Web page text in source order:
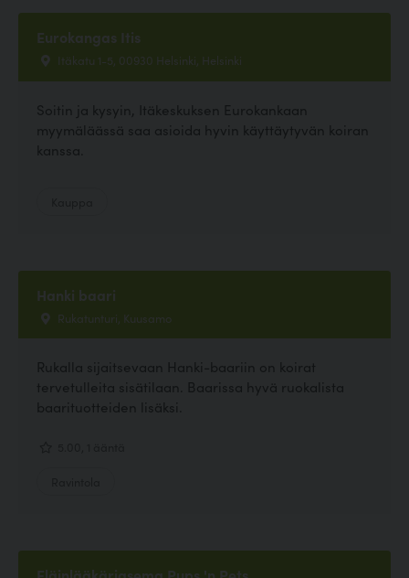
Eurokangas Itis
Itäkatu 1-5, 00930 Helsinki, Helsinki
Soitin ja kysyin, Itäkeskuksen Eurokankaan
myymäläässä saa asioida hyvin käyttäytyvän koiran
kanssa.
Hanki baari
Rukatunturi, Kuusamo
Rukalla sijaitsevaan Hanki-baariin on koirat
tervetulleita sisätilaan. Baarissa hyvä ruokalista
baarituotteiden lisäksi.